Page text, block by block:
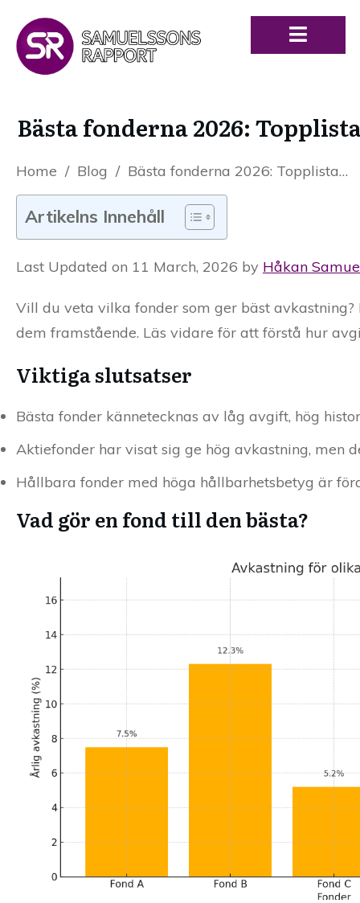
Bästa fonderna 2026:
Home / Blog / Bästa fonderna 2026: Topplista med högst avkastning
Artikelns Innehåll
Last Updated on 11 March, 2026 by Håkan
Vill du veta vilka fonder som ger bäst
dem framstående. Läs vidare för att förstå hur
Viktiga slutsatser
Bästa fonder kännetecknas av låg avgift, hög
Aktiefonder har visat sig ge hög avkastning, men
Hållbara fonder med höga hållbarhetsbetyg är
Vad gör en fond till den bästa?